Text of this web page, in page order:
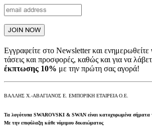
Εγγραφείτε στο Newsletter και ενημερωθείτε
τάσεις και προσφορές, καθώς και για να
έκπτωσης 10% με την πρώτη σας αγορά!
ΒΑΛΛΗΣ Χ.-ΑΒΑΓΙΑΝΟΣ Ε. ΕΜΠΟΡΙΚΗ ΕΤΑΙΡΕΙΑ Ο.Ε.
Τα λογότυπα SWAROVSKI & SWAN είναι κατοχυρωμένα σήματα
Με την επιφύλαξη κάθε νόμιμου δικαιώματος